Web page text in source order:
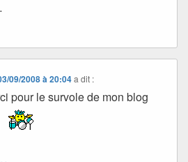
09/2008 à 20:04 a dit :
pour le survole de mon blog